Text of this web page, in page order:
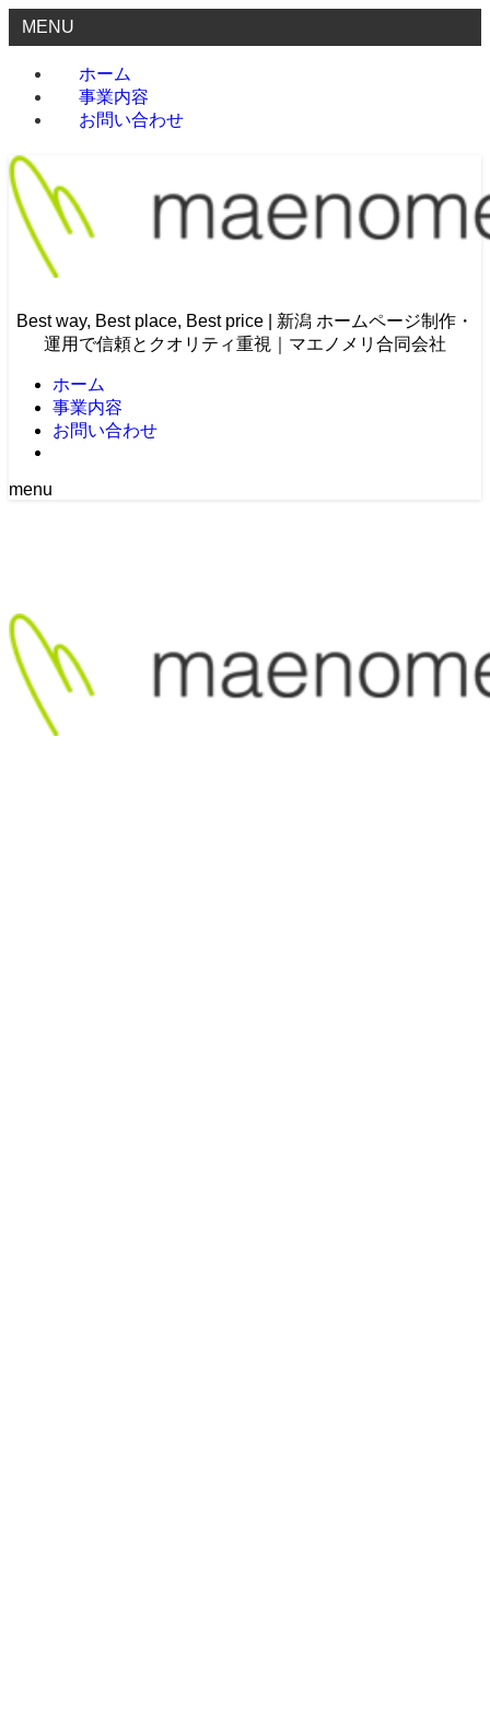
MENU
ホーム
事業内容
お問い合わせ
Best way, Best place, Best price | 新潟 ホームページ制作・
運用で信頼とクオリティ重視｜マエノメリ合同会社
ホーム
事業内容
お問い合わせ
menu